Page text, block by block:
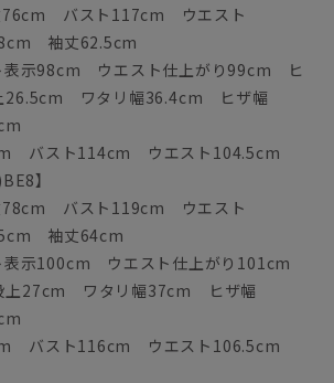
76cm バスト117cm ウエスト
袖丈62.5cm
表示98cm ウエスト仕上がり99cm ヒ
26.5cm ワタリ幅36.4cm ヒザ幅
バスト114cm ウエスト104.5cm
】
78cm バスト119cm ウエスト
袖丈64cm
表示100cm ウエスト仕上がり101cm
上27cm ワタリ幅37cm ヒザ幅
バスト116cm ウエスト106.5cm